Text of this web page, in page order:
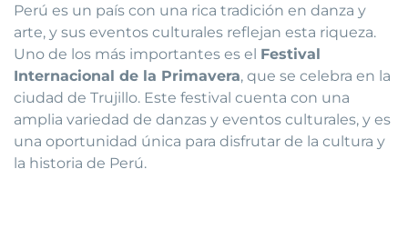
Perú es un país con una rica tradición en danza y
arte, y sus eventos culturales reflejan esta riqueza.
Uno de los más importantes es el Festival
Internacional de la Primavera, que se celebra en la
ciudad de Trujillo. Este festival cuenta con una
amplia variedad de danzas y eventos culturales, y es
una oportunidad única para disfrutar de la cultura y
la historia de Perú.